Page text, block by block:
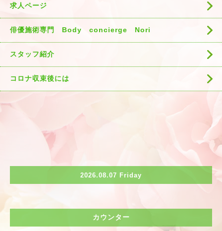
求人ページ
俳優施術専門 Body concierge Nori
スタッフ紹介
コロナ収束後には
2026.08.07 Friday
カウンター